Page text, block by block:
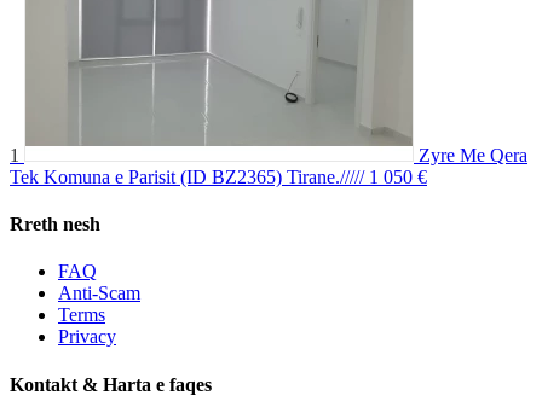
1
Zyre Me Qera
Tek Komuna e Parisit (ID BZ2365) Tirane.///// 1 050 €
Rreth nesh
FAQ
Anti-Scam
Terms
Privacy
Kontakt & Harta e faqes